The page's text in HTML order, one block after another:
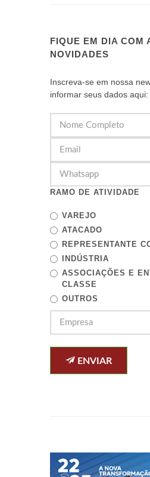
FIQUE EM DIA COM
NOVIDADES
Inscreva-se em nossa
informar seus dados aqui:
RAMO DE ATIVIDADE
VAREJO
ATACADO
REPRESENTANTE
INDÚSTRIA
ASSOCIAÇÕES E
CLASSE
OUTROS
ENVIAR